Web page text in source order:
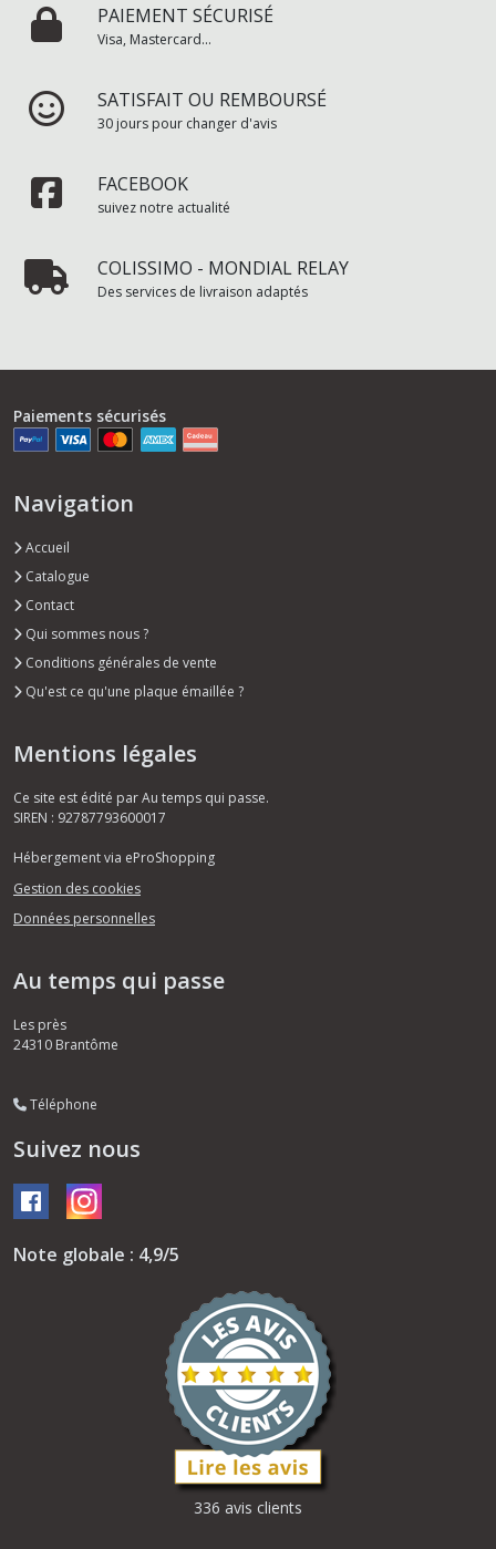
PAIEMENT SÉCURISÉ
Visa, Mastercard...
SATISFAIT OU REMBOURSÉ
30 jours pour changer d'avis
FACEBOOK
suivez notre actualité
COLISSIMO - MONDIAL RELAY
Des services de livraison adaptés
Paiements sécurisés
Navigation
Accueil
Catalogue
Contact
Qui sommes nous ?
Conditions générales de vente
Qu'est ce qu'une plaque émaillée ?
Mentions légales
Ce site est édité par Au temps qui passe.
SIREN : 92787793600017
Hébergement via eProShopping
Gestion des cookies
Données personnelles
Au temps qui passe
Les près
24310 Brantôme
Téléphone
Suivez nous
Note globale : 4,9/5
336 avis clients